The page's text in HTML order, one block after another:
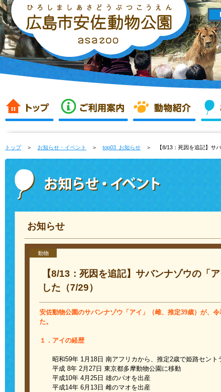
トップ＞ お知らせ・イベント ＞ top03_お知らせ ＞ 【8/13：死因を追記】サバ
お知らせ
動物
【8/13：死因を追記】サバンナゾウの「
した（7/29）
安佐動物公園のサバンナゾウ「アイ」（雌、推定39歳）が、令
た。
１．アイの経歴
昭和59年 1月 18 日 南アフリカから、推定2歳で姫路セント
平成 8年 2月 27 日 東京都多摩動物公園に移動
平成10年 4月 25 日 雄のパオを出産
平成14年 6月 13 日 雌のマオを出産